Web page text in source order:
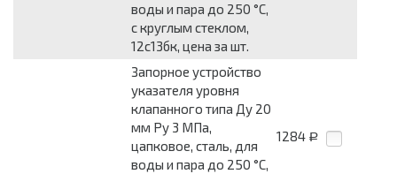
воды и пара до 250 °С,
с круглым стеклом,
12с13бк, цена за шт.
Запорное устройство
указателя уровня
клапанного типа Ду 20
мм Pу 3 МПа,
цапковое, сталь, для
воды и пара до 250 °С,
1284 Р